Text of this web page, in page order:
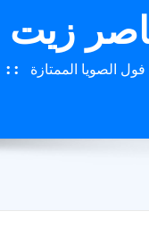
زيت
الصويا الممتازة